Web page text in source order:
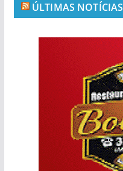
ÚLTIMAS NOTÍCIAS